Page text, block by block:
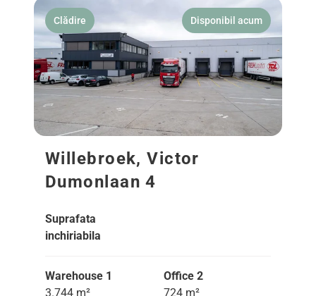
Clădire Disponibil acum
Willebroek, Victor
Dumonlaan 4
Suprafata
inchiriabila
Warehouse 1
3.744 m²
Office 2
724 m²